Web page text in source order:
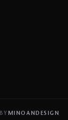
MINOANDESIGN